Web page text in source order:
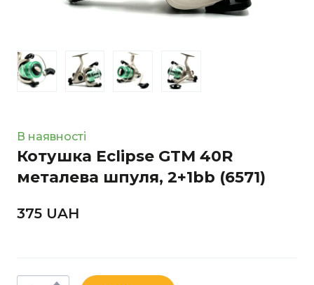
В наявності
Котушка Eclipse GTM 40R
металева шпуля, 2+1bb (6571)
375 UAН